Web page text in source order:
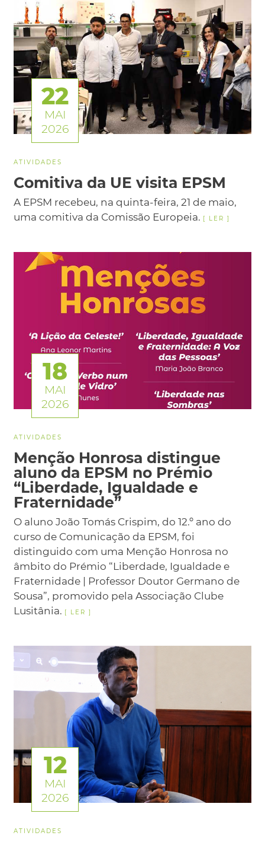
22
MAI
2026
ATIVIDADES
Comitiva da UE visita EPSM
A EPSM recebeu, na quinta-feira, 21 de maio,
uma comitiva da Comissão Europeia.
18
MAI
2026
ATIVIDADES
Menção Honrosa distingue
aluno da EPSM no Prémio
“Liberdade, Igualdade e
Fraternidade”
O aluno João Tomás Crispim, do 12.º ano do
curso de Comunicação da EPSM, foi
distinguido com uma Menção Honrosa no
âmbito do Prémio “Liberdade, Igualdade e
Fraternidade | Professor Doutor Germano de
Sousa”, promovido pela Associação Clube
Lusitânia.
12
MAI
2026
ATIVIDADES